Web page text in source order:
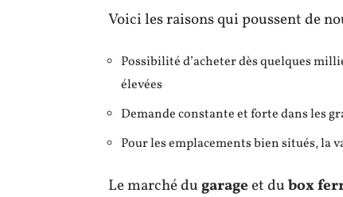
Voici les raisons qui poussent de
Possibilité d’acheter dès quelques
élevées
Demande constante et forte dans les
Pour les emplacements bien situés, la
Le marché dugarageet dubox